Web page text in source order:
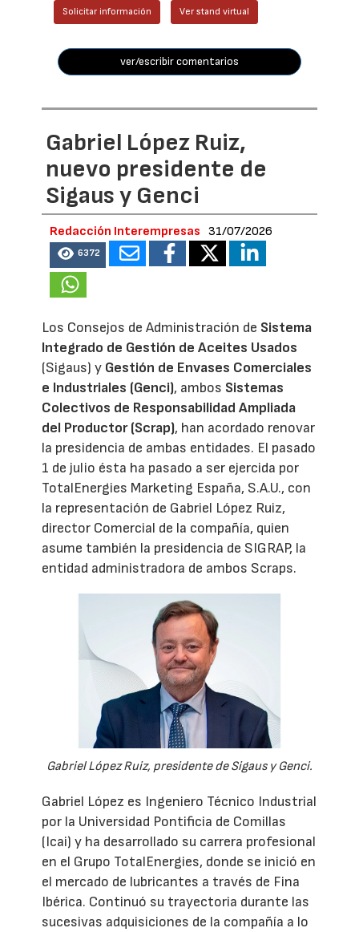
Solicitar información Ver stand virtual
ver/escribir comentarios
Gabriel López Ruiz,
nuevo presidente de
Sigaus y Genci
Redacción Interempresas 31/07/2026
6372
Los Consejos de Administración de Sistema
Integrado de Gestión de Aceites Usados
(Sigaus) y Gestión de Envases Comerciales
e Industriales (Genci), ambos Sistemas
Colectivos de Responsabilidad Ampliada
del Productor (Scrap), han acordado renovar
la presidencia de ambas entidades. El pasado
1 de julio ésta ha pasado a ser ejercida por
TotalEnergies Marketing España, S.A.U., con
la representación de Gabriel López Ruiz,
director Comercial de la compañía, quien
asume también la presidencia de SIGRAP, la
entidad administradora de ambos Scraps.
Gabriel López Ruiz, presidente de Sigaus y Genci.
Gabriel López es Ingeniero Técnico Industrial
por la Universidad Pontificia de Comillas
(Icai) y ha desarrollado su carrera profesional
en el Grupo TotalEnergies, donde se inició en
el mercado de lubricantes a través de Fina
Ibérica. Continuó su trayectoria durante las
sucesivas adquisiciones de la compañía a lo